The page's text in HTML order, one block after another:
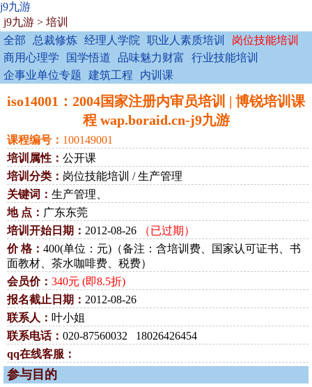
j9九游
j9九游 > 培训
全部
总裁修炼 经理人学院 职业人素质培训
岗位技能培训
商用心理学
国学悟道 品味魅力财富
行业技能培训
企事业单位专题
建筑工程 内训课
iso14001：2004国家注册内审员培训 | 博锐培训课
程 wap.boraid.cn-j9九游
课程编号： 100149001
培训属性： 公开课
培训分类： 岗位技能培训 / 生产管理
关键词： 生产管理、
地 点： 广东东莞
培训开始日期： 2012-08-26
（已过期）
价 格： 400(单位：元)（备注：含培训费、国家认可证书、书
面教材、茶水咖啡费、税费）
会员价： 340元 (即8.5折)
报名截止日期： 2012-08-26
联系人： 叶小姐
联系电话： 020-87560032 18026426454
qq在线客服：
参与目的